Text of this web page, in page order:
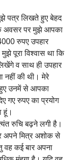
पत्र लिखते हुए बेहद
के अवसर पर मुझे आपका
रुपए उपहार
पूरा विश्वास था कि
व साथ ही उपहार
नहीं की थी। मेरे
हुए उनमें से आपका
गए रुपए का प्रयोग
हूं।
रुचि बढ़ने लगी है।
अपने मित्र अशोक से
वह कई बार अपना